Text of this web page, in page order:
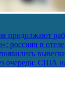
продолжают
россиян в
очереди: США